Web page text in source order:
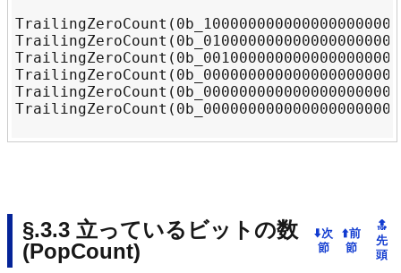
立っているビットの数
(PopCount)